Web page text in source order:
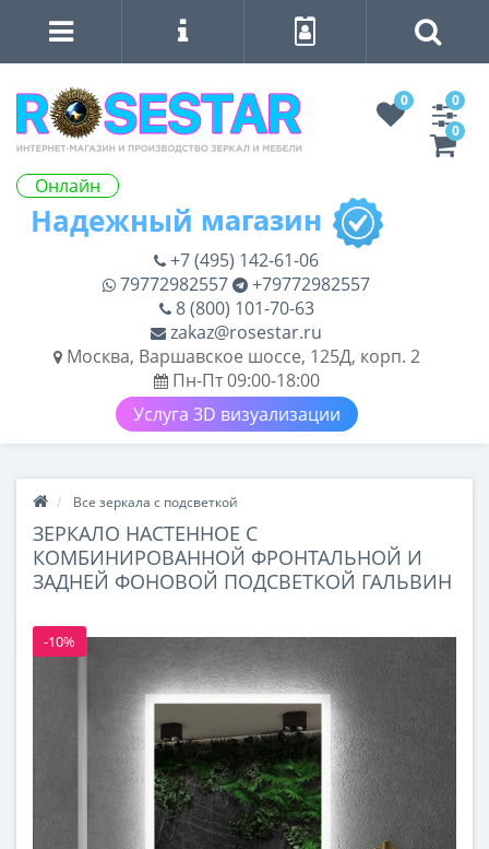
Онлайн
0
0
0
+7 (495) 142-61-06
79772982557
+79772982557
8 (800) 101-70-63
zakaz@rosestar.ru
Москва, Варшавское шоссе, 125Д, корп. 2
Пн-Пт 09:00-18:00
Услуга 3D визуализации
Все зеркала с подсветкой
ЗЕРКАЛО НАСТЕННОЕ С
КОМБИНИРОВАННОЙ ФРОНТАЛЬНОЙ И
ЗАДНЕЙ ФОНОВОЙ ПОДСВЕТКОЙ ГАЛЬВИН
-10%